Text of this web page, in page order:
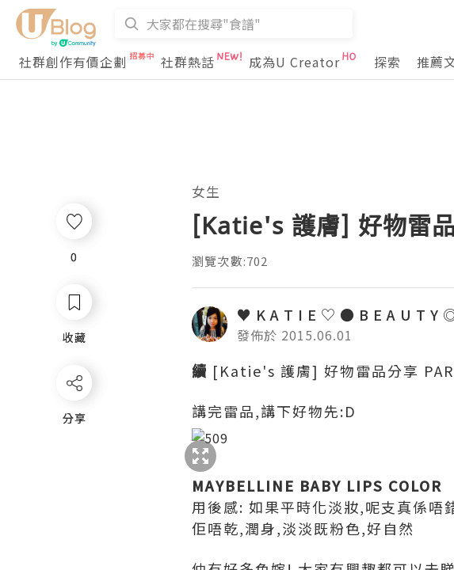
社群創作有價企劃 社群熱話 成為U Creator 探索 推薦
0
收藏
分享
女生
[Katie's 護膚] 好物雷
瀏覽次數:702
♥ K A T I E ♡ ● B E A U T Y
發佈於 2015.06.01
續 [Katie's 護膚] 好物雷品分享
講完雷品,講下好物先:D
MAYBELLINE BABY LIPS COLOR
用後感: 如果平時化淡妝,呢支真係唔
佢唔乾,潤身,淡淡既粉色,好自然
0
收藏
分享